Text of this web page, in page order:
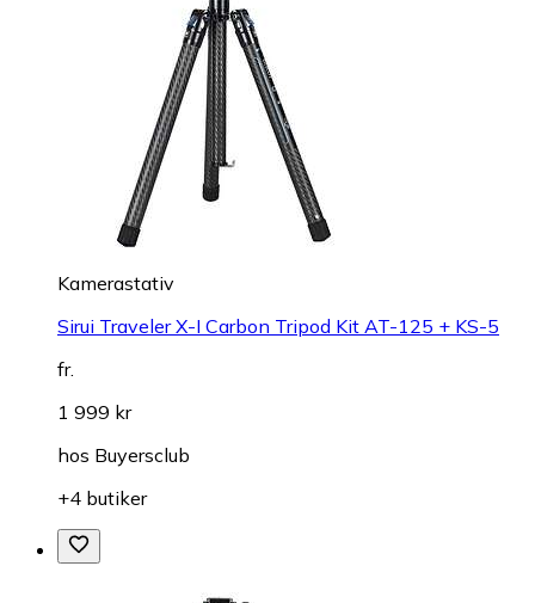
Kamerastativ
Sirui Traveler X-I Carbon Tripod Kit AT-125 + KS-5
fr.
1 999 kr
hos Buyersclub
+4 butiker